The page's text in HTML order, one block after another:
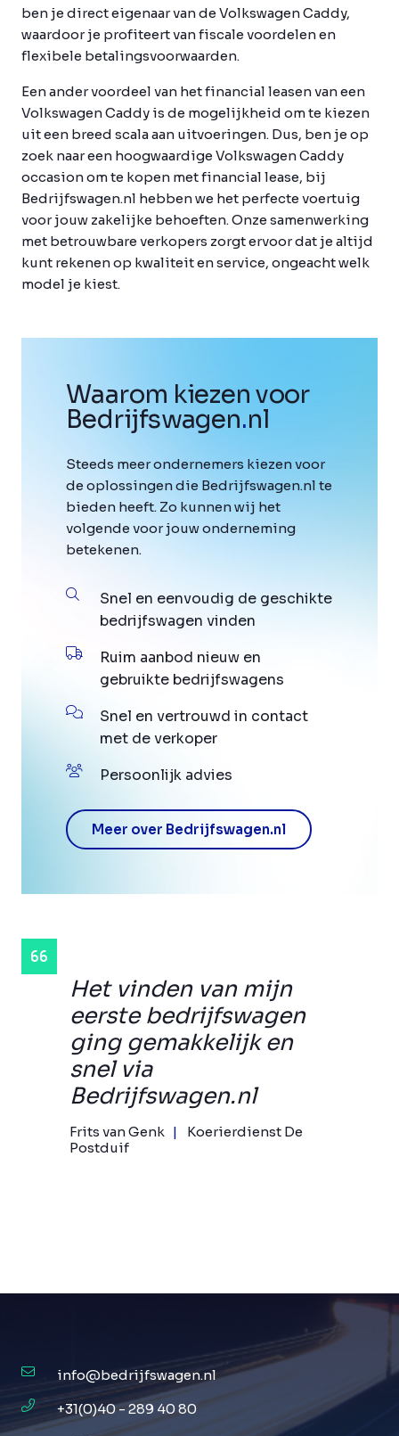
ben je direct eigenaar van de Volkswagen Caddy,
waardoor je profiteert van fiscale voordelen en
flexibele betalingsvoorwaarden.
Een ander voordeel van het financial leasen van een
Volkswagen Caddy is de mogelijkheid om te kiezen
uit een breed scala aan uitvoeringen. Dus, ben je op
zoek naar een hoogwaardige Volkswagen Caddy
occasion om te kopen met financial lease, bij
Bedrijfswagen.nl hebben we het perfecte voertuig
voor jouw zakelijke behoeften. Onze samenwerking
met betrouwbare verkopers zorgt ervoor dat je altijd
kunt rekenen op kwaliteit en service, ongeacht welk
model je kiest.
Het vinden van mijn
eerste bedrijfswagen
ging gemakkelijk en
snel via
Bedrijfswagen.nl
Frits van Genk
Koerierdienst De
Postduif
Waarom kiezen voor
Bedrijfswagen.nl
Steeds meer ondernemers kiezen voor
de oplossingen die Bedrijfswagen.nl te
bieden heeft. Zo kunnen wij het
volgende voor jouw onderneming
betekenen.
Snel en eenvoudig de geschikte
bedrijfswagen vinden
Ruim aanbod nieuw en
gebruikte bedrijfswagens
Snel en vertrouwd in contact
met de verkoper
Persoonlijk advies
Meer over Bedrijfswagen.nl
info@bedrijfswagen.nl
+31(0)40 - 289 40 80